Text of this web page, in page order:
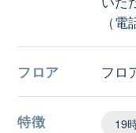
（
フロア フロ
特徴 19